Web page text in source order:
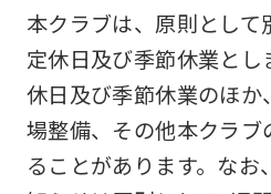
本クラブは、原則として
定休日及び季節休業とし
休日及び季節休業のほ
場整備、その他本クラ
ることがあります。なお